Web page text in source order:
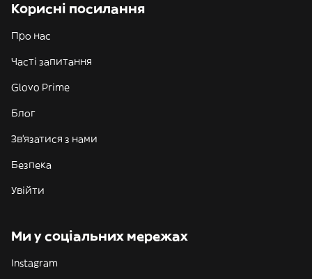
Корисні посилання
Про нас
Часті запитання
Glovo Prime
Блог
Зв'язатися з нами
Безпека
Увійти
Ми у соціальних мережах
Instagram